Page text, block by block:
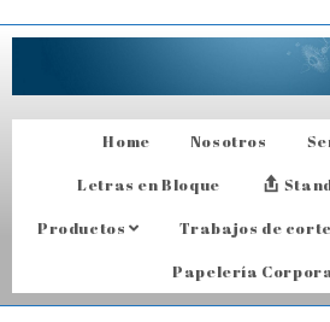
Home Nosotros
Letras en Bloque
Productos
Trabajos de corte
Papelería